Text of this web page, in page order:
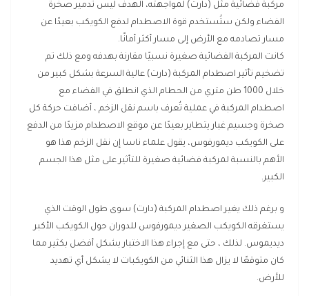
مركبة فضائية مثل (دارت) لمواجهته، الهدف ليس تدمير صخرة
الفضاء ولكن ستُستخدم قوة الاصطدام لدفع الكويكب بعيدًا عن
مسار تصادمه مع الأرض إلى مسار أكثر أمانًا.
كانت المركبة الفضائية صغيرة نسبيًا مقارنة بهدفه ومع ذلك تم
تضخيم تأثير اصطدام المركبة (دارت) عالية السرعة بشكل كبير من
خلال 1000 طن متري من الحطام الذي انطلق في الفضاء مع
اصطدام المركبة في عملية تُعرف باسم نقل الزخم ، أضافت حركة كل
صخرة وجسيم غبار يتطاير بعيدًا عن موقع الاصطدام مزيدًا من الدفع
على الكويكب ديمورفوس، يقول علماء ناسا إن نقل الزخم هذا هو
الأهم بالنسبة لمركبة فضائية صغيرة للتأثير على مثل هذا الجسم
الكبير.
و برغم ذلك يغير اصطدام المركبة (دارت) سوى طول الوقت الذي
يستغرقه الكويكب الصغير ديمورفوس للدوران حول الكويكب الأكبر
ديديموس. لذلك ، حتى مع إجراء هذا الاختبار بشكل أفضل بكثير مما
كان متوقعًا لا يزال هذا الثنائي من الكويكبات لا يشكل أي تهديد
للأرض.